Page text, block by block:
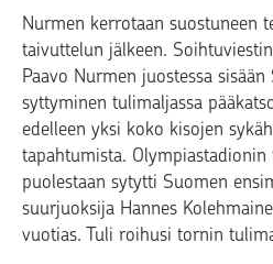
Nurmen kerrotaan suostuneen
taivuttelun jälkeen.
Paavo Nurmen juostessa
syttyminen tulimaljassa
edelleen yksi koko kisojen
tapahtumista.
puolestaan sytytti Suomen
suurjuoksija Hannes
vuotias. Tuli roihusi tornin